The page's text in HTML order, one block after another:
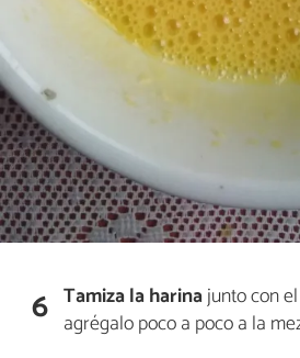
6 Tamiza la harinajunto con
agrégalo poco a poco a la